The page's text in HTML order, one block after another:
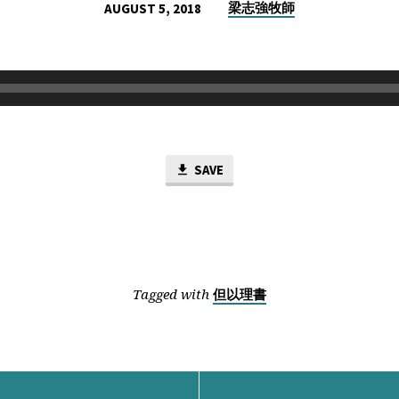
AUGUST 5, 2018 梁志強牧師
SAVE
Tagged with 但以理書